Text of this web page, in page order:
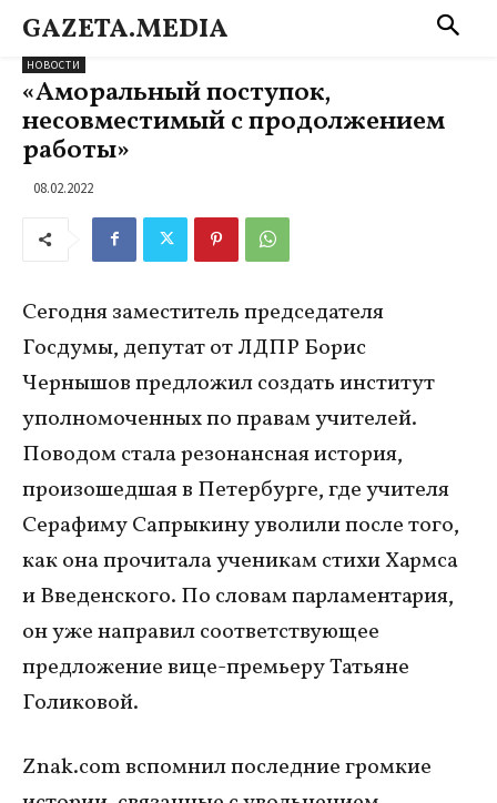
GAZETA.MEDIA
НОВОСТИ
«Аморальный поступок,
несовместимый с продолжением
работы»
08.02.2022
Сегодня заместитель председателя
Госдумы, депутат от ЛДПР Борис
Чернышов предложил создать институт
уполномоченных по правам учителей.
Поводом стала резонансная история,
произошедшая в Петербурге, где учителя
Серафиму Сапрыкину уволили после того,
как она прочитала ученикам стихи Хармса
и Введенского. По словам парламентария,
он уже направил соответствующее
предложение вице-премьеру Татьяне
Голиковой.
Znak.com вспомнил последние громкие